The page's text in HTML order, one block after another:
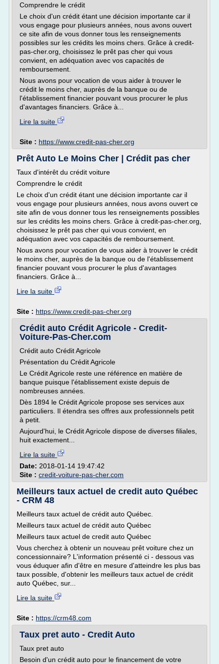
Comprendre le crédit
Le choix d'un crédit étant une décision importante car il
vous engage pour plusieurs années, nous avons ouvert
ce site afin de vous donner tous les renseignements
possibles sur les crédits les moins chers. Grâce à credit-
pas-cher.org, choisissez le prêt pas cher qui vous
convient, en adéquation avec vos capacités de
remboursement.
Nous avons pour vocation de vous aider à trouver le
crédit le moins cher, auprès de la banque ou de
l'établissement financier pouvant vous procurer le plus
d'avantages financiers. Grâce à...
Lire la suite
Site : https://www.credit-pas-cher.org
Prêt Auto Le Moins Cher | Crédit pas cher
Taux d'intérêt du crédit voiture
Comprendre le crédit
Le choix d'un crédit étant une décision importante car il
vous engage pour plusieurs années, nous avons ouvert ce
site afin de vous donner tous les renseignements possibles
sur les crédits les moins chers. Grâce à credit-pas-cher.org,
choisissez le prêt pas cher qui vous convient, en
adéquation avec vos capacités de remboursement.
Nous avons pour vocation de vous aider à trouver le crédit
le moins cher, auprès de la banque ou de l'établissement
financier pouvant vous procurer le plus d'avantages
financiers. Grâce à...
Lire la suite
Site : https://www.credit-pas-cher.org
Crédit auto Crédit Agricole - Credit-
Voiture-Pas-Cher.com
Crédit auto Crédit Agricole
Présentation du Crédit Agricole
Le Crédit Agricole reste une référence en matière de
banque puisque l'établissement existe depuis de
nombreuses années.
Dès 1894 le Crédit Agricole propose ses services aux
particuliers. Il étendra ses offres aux professionnels petit
à petit.
Aujourd'hui, le Crédit Agricole dispose de diverses filiales,
huit exactement...
Lire la suite
Date: 2018-01-14 19:47:42
Site : credit-voiture-pas-cher.com
Meilleurs taux actuel de credit auto Québec
- CRM 48
Meilleurs taux actuel de crédit auto Québec.
Meilleurs taux actuel de crédit auto Québec
Meilleurs taux actuel de credit auto Québec
Vous cherchez à obtenir un nouveau prêt voiture chez un
concessionnaire? L'information présenté ci - dessous vas
vous éduquer afin d'être en mesure d'atteindre les plus bas
taux possible, d'obtenir les meilleurs taux actuel de crédit
auto Québec, sur...
Lire la suite
Site : https://crm48.com
Taux pret auto - Credit Auto
Taux pret auto
Besoin d'un crédit auto pour le financement de votre